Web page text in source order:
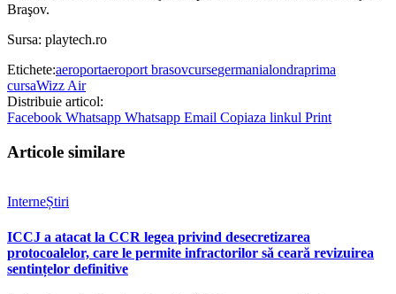
Braşov.
Sursa: playtech.ro
Etichete:aeroportaeroport brasovcursegermanialondraprima
cursaWizz Air
Distribuie articol:
Facebook Whatsapp Whatsapp Email Copiaza linkul Print
Articole similare
InterneȘtiri
ICCJ a atacat la CCR legea privind desecretizarea
protocoalelor, care le permite infractorilor să ceară revizuirea
sentințelor definitive